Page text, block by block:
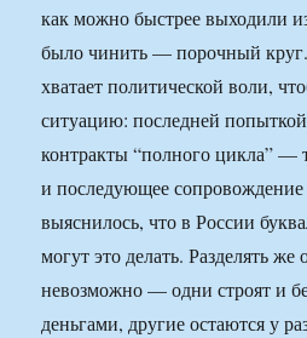
как можно быстрее выходили
было чинить — порочный
хватает политической воли,
ситуацию: последней
контракты “полного цикла” —
и последующее
выяснилось, что в России
могут это делать. Разделять же
невозможно — одни строят и
деньгами, другие остаются у